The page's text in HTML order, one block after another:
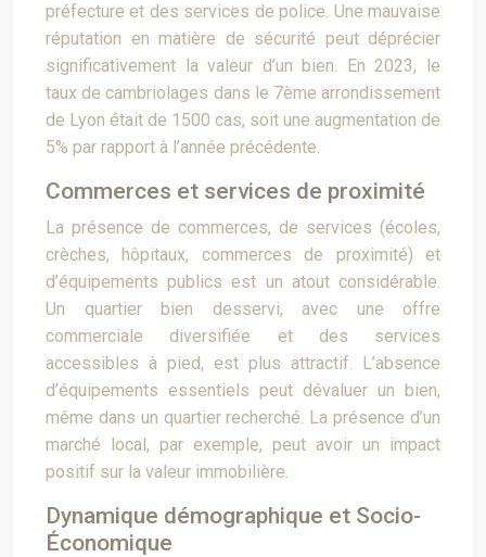
préfecture et des services de police. Une mauvaise
réputation en matière de sécurité peut déprécier
significativement la valeur d’un bien. En 2023, le
taux de cambriolages dans le 7ème arrondissement
de Lyon était de 1500 cas, soit une augmentation de
5% par rapport à l’année précédente.
Commerces et services de proximité
La présence de commerces, de services (écoles,
crèches, hôpitaux, commerces de proximité) et
d’équipements publics est un atout considérable.
Un quartier bien desservi, avec une offre
commerciale diversifiée et des services
accessibles à pied, est plus attractif. L’absence
d’équipements essentiels peut dévaluer un bien,
même dans un quartier recherché. La présence d’un
marché local, par exemple, peut avoir un impact
positif sur la valeur immobilière.
Dynamique démographique et Socio-
Économique